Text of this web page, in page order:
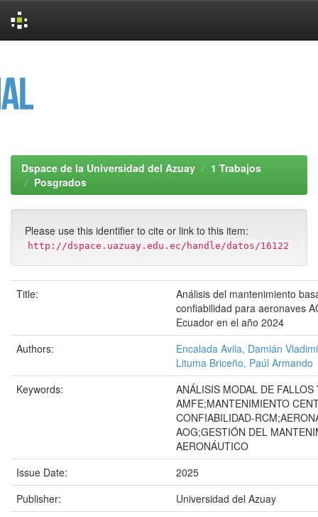
Dspace de la Universidad del Azuay
1 Trabajos
Posgrados
Please use this identifier to cite or link to this item:
http://dspace.uazuay.edu.ec/handle/datos/16122
Title:
Análisis del mantenimiento
confiabilidad para aeronaves
Ecuador en el año 2024
Authors:
Encalada Avila, Damián
Lituma Briceño, Paúl Armando
Keywords:
ANÁLISIS MODAL DE FALLOS
AMFE;MANTENIMIENTO
CONFIABILIDAD-
AOG;GESTIÓN DEL
AERONÁUTICO
Issue Date:
2025
Publisher:
Universidad del Azuay